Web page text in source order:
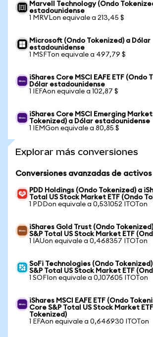
Marvell Technology (Ondo
estadounidense
1 MRVLon equivale a 213,45 $
Microsoft (Ondo Tokenized) a Dólar
estadounidense
1 MSFTon equivale a 497,79 $
iShares Core MSCI EAFE ETF (Ondo
Dólar estadounidense
1 IEFAon equivale a 102,87 $
iShares Core MSCI Emerging
Tokenized) a Dólar estadounidense
1 IEMGon equivale a 80,85 $
Explorar más conversiones
Conversiones avanzadas de activos
PDD Holdings (Ondo Tokenized) a
Total US Stock Market ETF (Ondo
1 PDDon equivale a 0,531052 ITOTon
iShares Gold Trust (Ondo
S&P Total US Stock Market ETF
1 IAUon equivale a 0,468357 ITOTon
SoFi Technologies (Ondo
S&P Total US Stock Market ETF
1 SOFIon equivale a 0,107605 ITOTon
iShares MSCI EAFE ETF (Ondo
Core S&P Total US Stock Market
Tokenized)
1 EFAon equivale a 0,646930 ITOTon